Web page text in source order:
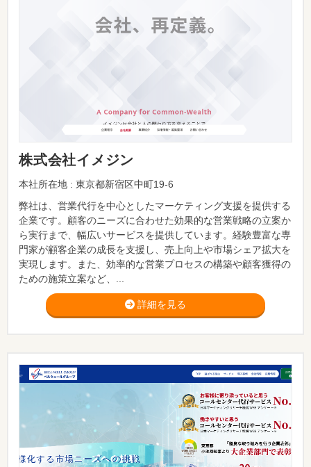
株式会社イメジン
本社所在地 : 東京都新宿区中町19-6
弊社は、営業代行を中心としたマーケティング支援を提供する
企業です。顧客のニーズに合わせた効果的な営業戦略の立案か
ら実行まで、幅広いサービスを提供しています。経験豊富な専
門家が顧客企業の成長を支援し、売上向上や市場シェア拡大を
実現します。また、効率的な営業プロセスの構築や顧客獲得の
ための施策立案など、...
詳細を見る